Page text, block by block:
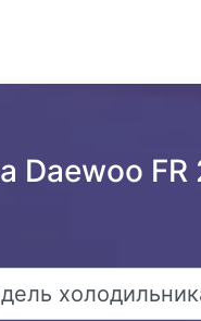
Daewoo FR